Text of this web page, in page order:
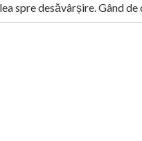
desăvârșire. Gând de
român: “românii sunt